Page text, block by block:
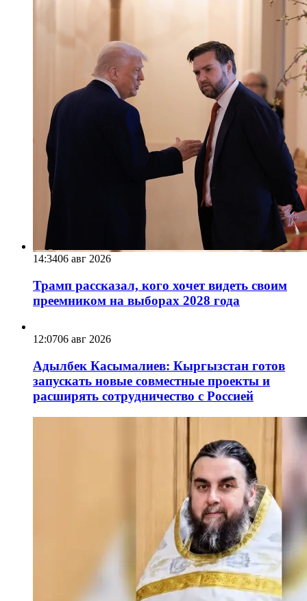
14:3406 авг 2026
Трамп рассказал, кого хочет видеть своим
преемником на выборах 2028 года
12:0706 авг 2026
Адылбек Касымалиев: Кыргызстан готов
запускать новые совместные проекты и
расширять сотрудничество с Россией